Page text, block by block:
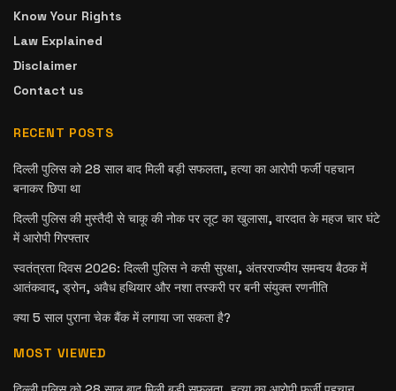
Know Your Rights
Law Explained
Disclaimer
Contact us
RECENT POSTS
दिल्ली पुलिस को 28 साल बाद मिली बड़ी सफलता, हत्या का आरोपी फर्जी पहचान
बनाकर छिपा था
दिल्ली पुलिस की मुस्तैदी से चाकू की नोक पर लूट का खुलासा, वारदात के महज चार घंटे
में आरोपी गिरफ्तार
स्वतंत्रता दिवस 2026: दिल्ली पुलिस ने कसी सुरक्षा, अंतरराज्यीय समन्वय बैठक में
आतंकवाद, ड्रोन, अवैध हथियार और नशा तस्करी पर बनी संयुक्त रणनीति
क्या 5 साल पुराना चेक बैंक में लगाया जा सकता है?
MOST VIEWED